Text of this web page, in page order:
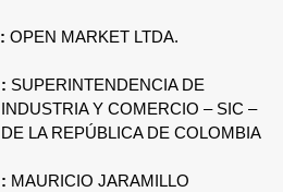
: OPEN MARKET LTDA.
: SUPERINTENDENCIA DE
INDUSTRIA Y COMERCIO – SIC –
DE LA REPÚBLICA DE COLOMBIA
: MAURICIO JARAMILLO